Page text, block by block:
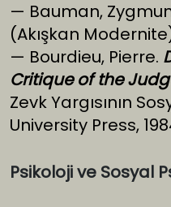
— Bauman,
(Akışkan
— Bourdieu, Pierre.
Critique of the
Zevk Yargısının
University Press,
Psikoloji ve Sosyal